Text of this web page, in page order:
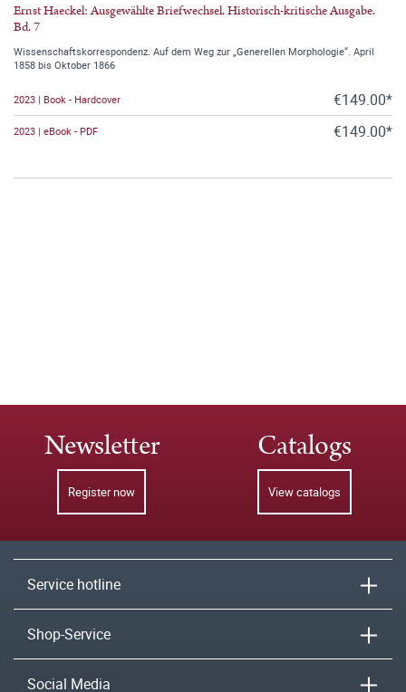
Ernst Haeckel: Ausgewählte Briefwechsel. Historisch-kritische Ausgabe.
Bd. 7
Wissenschaftskorrespondenz. Auf dem Weg zur „Generellen Morphologie“. April
1858 bis Oktober 1866
2023 | Book - Hardcover €149.00*
2023 | eBook - PDF €149.00*
Newsletter
Register now
Catalogs
View catalogs
Service hotline
Shop-Service
Social Media